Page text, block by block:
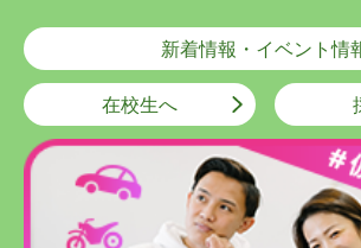
新着情報・イベント情
在校生へ